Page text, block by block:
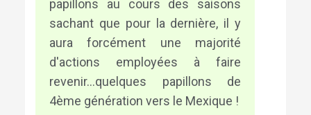
papillons au cours des saisons
sachant que pour la dernière, il y
aura forcément une majorité
d'actions employées à faire
revenir...quelques papillons de
4ème génération vers le Mexique !